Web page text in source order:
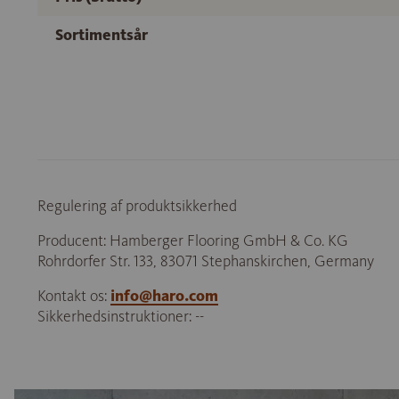
Sortimentsår
Regulering af produktsikkerhed
Producent: Hamberger Flooring GmbH & Co. KG
Rohrdorfer Str. 133, 83071 Stephanskirchen, Germany
Kontakt os: info@haro.com
Sikkerhedsinstruktioner: --